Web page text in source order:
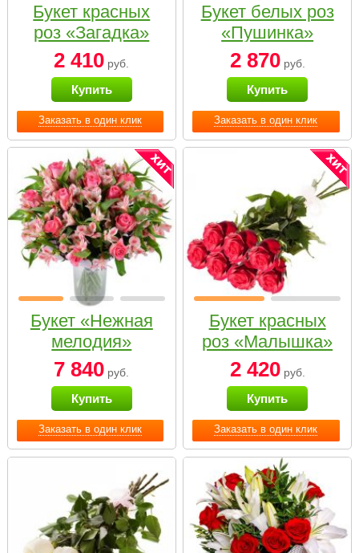
Заказать в один клик
Букет красных
роз «Загадка»
2 410 руб.
Купить
Заказать в один клик
Букет белых роз
«Пушинка»
2 870руб.
Купить
Заказать в один клик
Букет «Нежная
мелодия»
7 840 руб.
Купить
Заказать в один клик
Букет красных
роз «Малышка»
2 420руб.
Купить